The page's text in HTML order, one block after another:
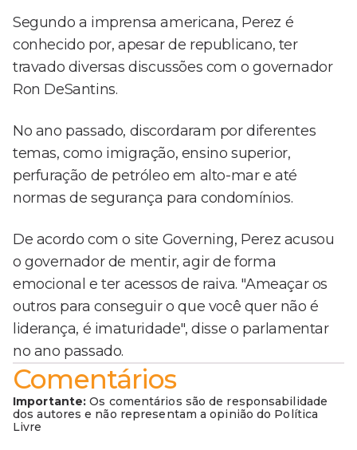
Segundo a imprensa americana, Perez é
conhecido por, apesar de republicano, ter
travado diversas discussões com o governador
Ron DeSantins.
No ano passado, discordaram por diferentes
temas, como imigração, ensino superior,
perfuração de petróleo em alto-mar e até
normas de segurança para condomínios.
De acordo com o site Governing, Perez acusou
o governador de mentir, agir de forma
emocional e ter acessos de raiva. "Ameaçar os
outros para conseguir o que você quer não é
liderança, é imaturidade", disse o parlamentar
no ano passado.
Comentários
Importante: Os comentários são de responsabilidade
dos autores e não representam a opinião do Política
Livre